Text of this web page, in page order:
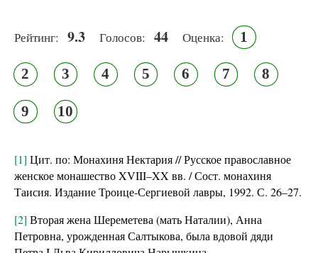
Рейтинг: 9.3 Голосов: 44 Оценка: 1
2 3 4 5 6 7 8
9 10
[1] Цит. по: Монахиня Нектария // Русское православное
женское монашество XVIII–XX вв. / Сост. монахиня
Таисия. Издание Троице-Сергиевой лавры, 1992. С. 26–27.
[2] Вторая жена Шереметева (мать Наталии), Анна
Петровна, урожденная Салтыкова, была вдовой дяди